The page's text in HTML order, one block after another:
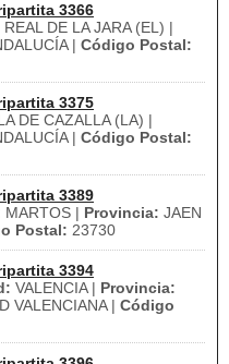
3366
REAL DE LA JARA (EL) |
| Código Postal:
3375
DE CAZALLA (LA) |
| Código Postal:
3389
MARTOS | Provincia: JAEN
Postal: 23730
3394
VALENCIA | Provincia:
VALENCIANA | Código